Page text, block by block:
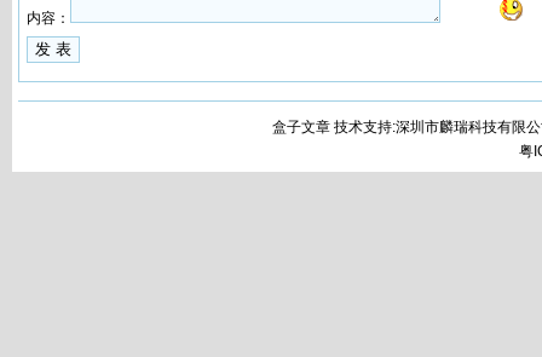
内容：
盒子文章 技术支持:深圳市麟瑞科技有限
粤